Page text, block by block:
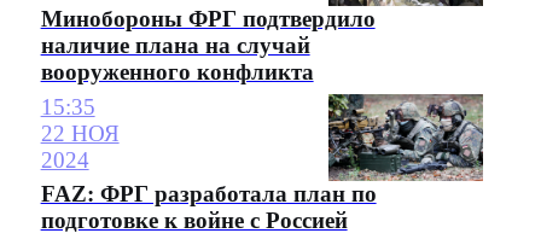
Минобороны ФРГ подтвердило
наличие плана на случай
вооруженного конфликта
15:35
22 НОЯ
2024
FAZ: ФРГ разработала план по
подготовке к войне с Россией